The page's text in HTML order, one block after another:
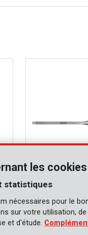
Ciseau à bois
les cookies
statistiques
nécessaires pour le
sur votre utilisation,
et d'étude.